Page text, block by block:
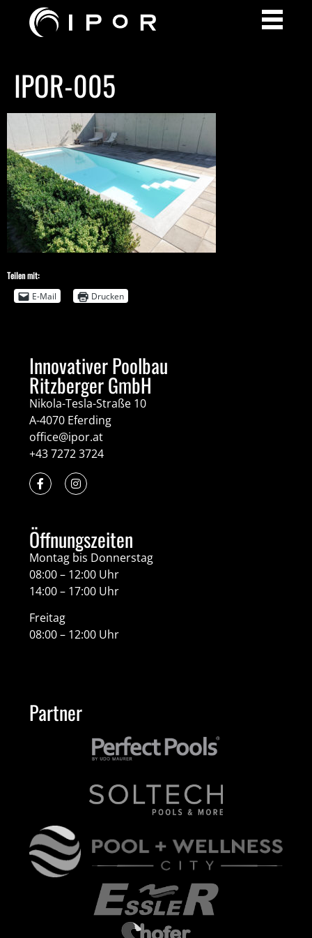
IPOR-005
Teilen mit:
E-Mail
Drucken
Innovativer Poolbau
Ritzberger GmbH
Nikola-Tesla-Straße 10
A-4070 Eferding
office@ipor.at
+43 7272 3724
Öffnungszeiten
Montag bis Donnerstag
08:00 – 12:00 Uhr
14:00 – 17:00 Uhr
Freitag
08:00 – 12:00 Uhr
Partner